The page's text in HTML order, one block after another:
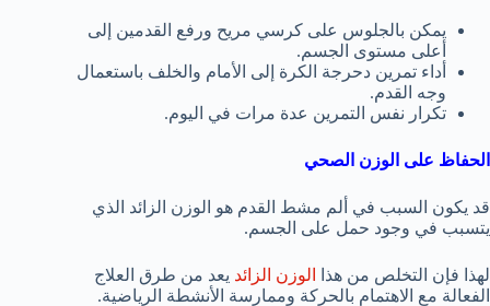
يمكن بالجلوس على كرسي مريح ورفع القدمين إلى
أعلى مستوى الجسم.
أداء تمرين دحرجة الكرة إلى الأمام والخلف باستعمال
وجه القدم.
تكرار نفس التمرين عدة مرات في اليوم.
الحفاظ على الوزن الصحي
قد يكون السبب في ألم مشط القدم هو الوزن الزائد الذي
يتسبب في وجود حمل على الجسم.
لهذا فإن التخلص من هذا الوزن الزائد يعد من طرق العلاج
الفعالة مع الاهتمام بالحركة وممارسة الأنشطة الرياضية.